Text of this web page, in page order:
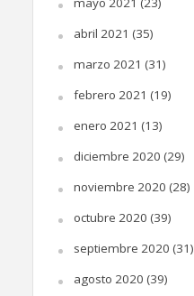
abril 2021 (35)
marzo 2021 (31)
febrero 2021 (19)
enero 2021 (13)
diciembre 2020 (29)
noviembre 2020 (28)
octubre 2020 (39)
septiembre 2020 (31)
agosto 2020 (39)